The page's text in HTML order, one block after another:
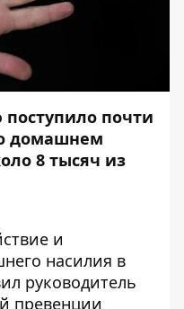
поступило почти
домашнем
8 тысяч из
и
насилия в
руководитель
превенции